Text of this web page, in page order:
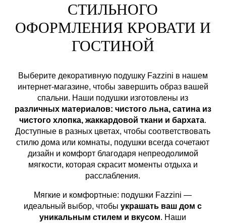
СТИЛЬНОГО
ОФОРМЛЕНИЯ КРОВАТИ И
ГОСТИНОЙ
Выберите декоративную подушку Fazzini в нашем
интернет-магазине, чтобы завершить образ вашей
спальни. Наши подушки изготовлены из
различных материалов: чистого льна, сатина из
чистого хлопка, жаккардовой ткани и бархата.
Доступные в разных цветах, чтобы соответствовать
стилю дома или комнаты, подушки всегда сочетают
дизайн и комфорт благодаря непреодолимой
мягкости, которая скрасит моменты отдыха и
расслабления.
Мягкие и комфортные: подушки Fazzini —
идеальный выбор, чтобыукрашать ваш дом с
уникальным стилем и вкусом. Наши